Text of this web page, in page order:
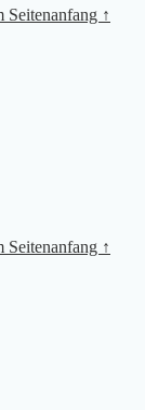
Seitenanfang ↑
Seitenanfang ↑